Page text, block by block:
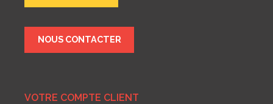
NOUS CONTACTER
VOTRE COMPTE CLIENT